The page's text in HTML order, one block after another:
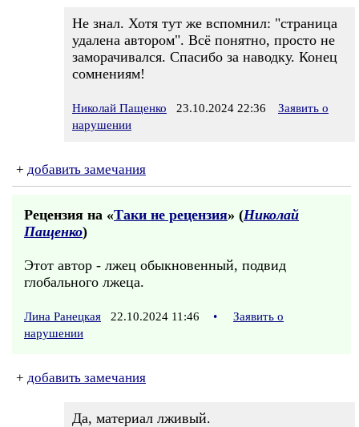
Не знал. Хотя тут же вспомнил: "страница
удалена автором". Всё понятно, просто не
заморачивался. Спасибо за наводку. Конец
сомнениям!
Николай Пащенко 23.10.2024 22:36
Заявить о
нарушении
+ добавить замечания
Рецензия на «Таки не рецензия» (Николай
Пащенко)
Этот автор - лжец обыкновенный, подвид
глобального лжеца.
Лина Ранецкая 22.10.2024 11:46 •
Заявить о
нарушении
+ добавить замечания
Да, материал лживый.